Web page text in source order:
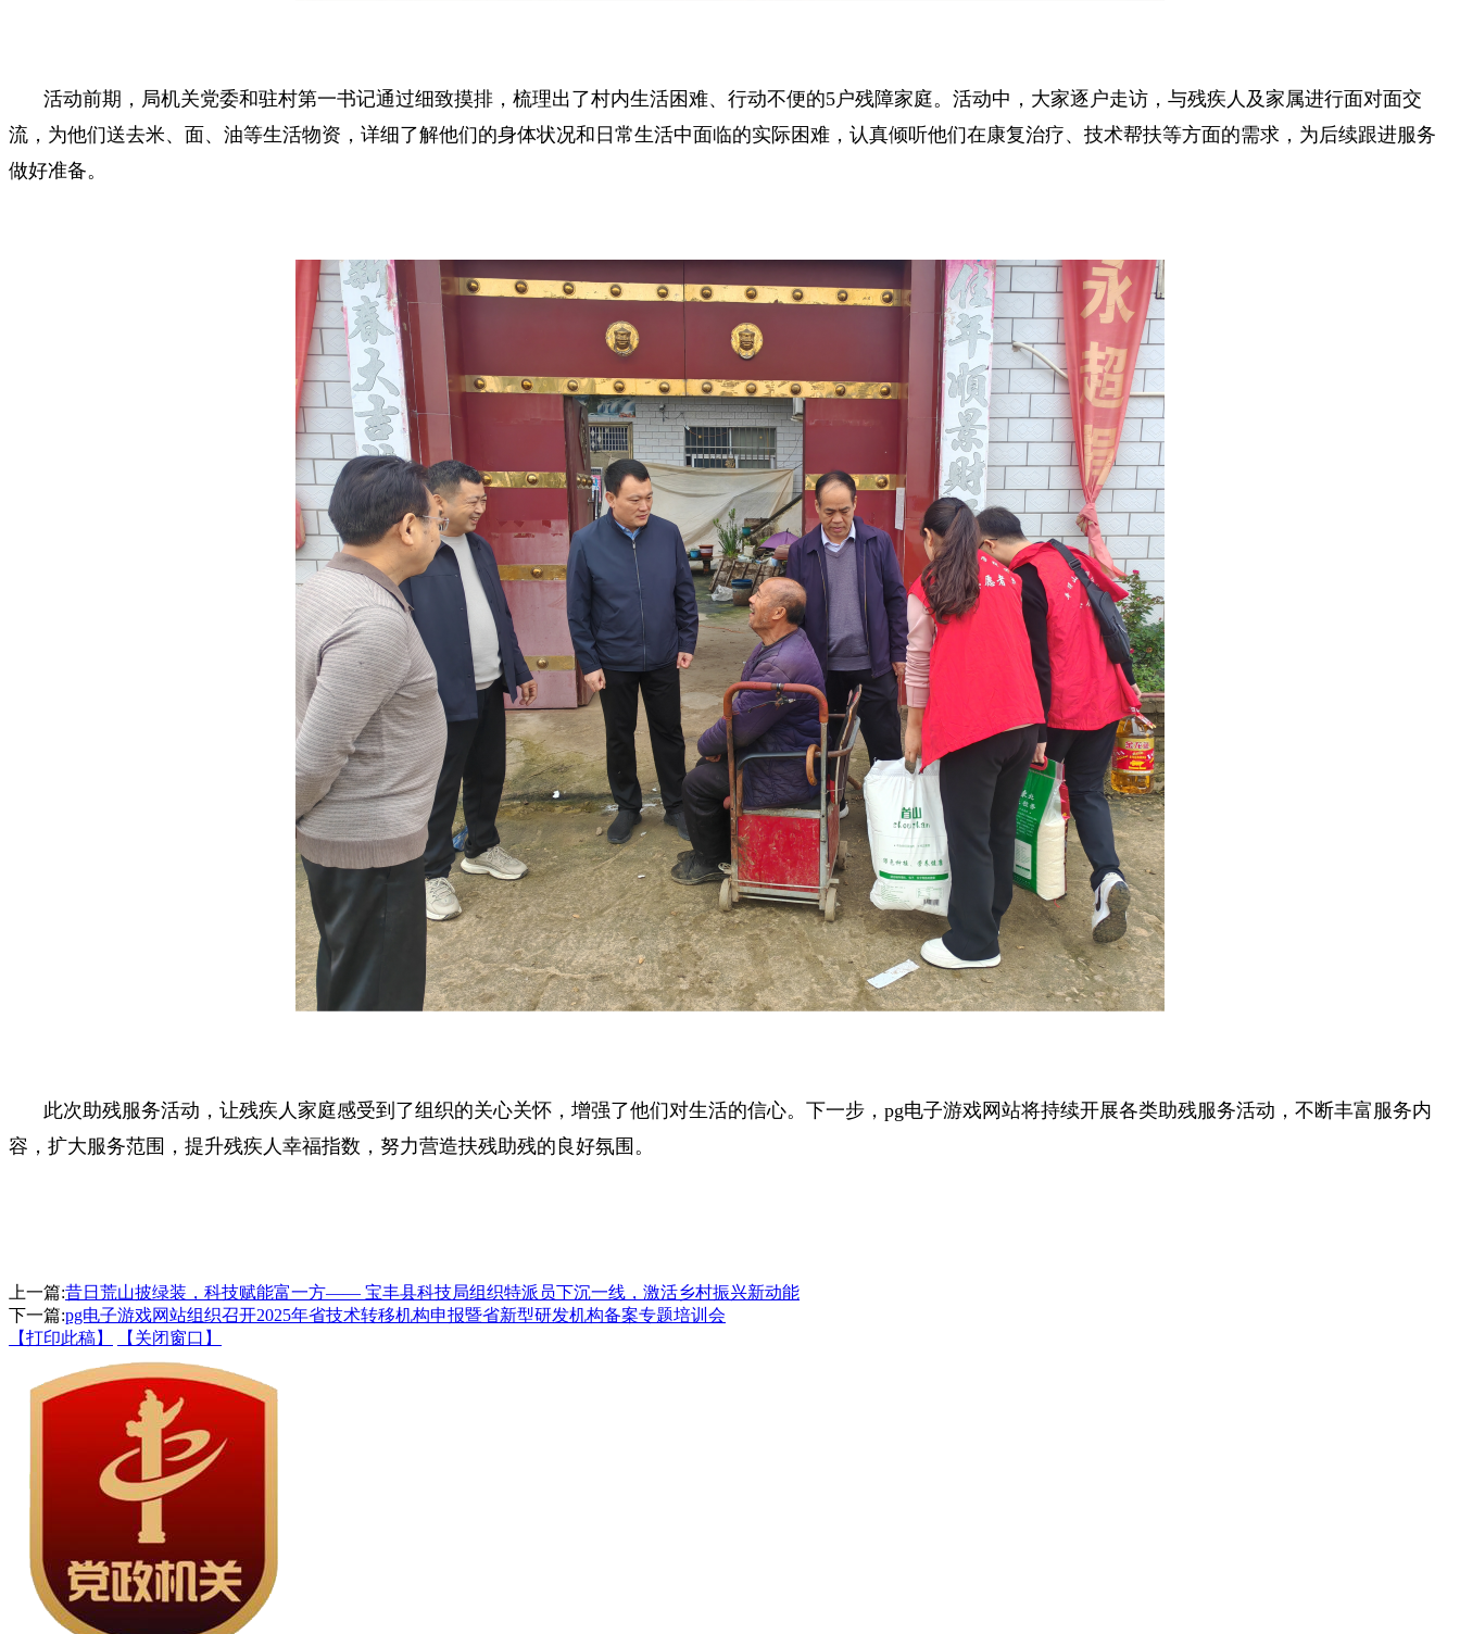
活动前期，局机关党委和驻村第一书记通过细致摸排，梳理出了村内生活困难、行动不便的5户残障家庭。活动中，大家逐户走访，与残疾人及家属进行面对面交
流，为他们送去米、面、油等生活物资，详细了解他们的身体状况和日常生活中面临的实际困难，认真倾听他们在康复治疗、技术帮扶等方面的需求，为后续跟进服务
做好准备。
此次助残服务活动，让残疾人家庭感受到了组织的关心关怀，增强了他们对生活的信心。下一步，pg电子游戏网站将持续开展各类助残服务活动，不断丰富服务内
容，扩大服务范围，提升残疾人幸福指数，努力营造扶残助残的良好氛围。
上一篇:昔日荒山披绿装，科技赋能富一方—— 宝丰县科技局组织特派员下沉一线，激活乡村振兴新动能
下一篇:pg电子游戏网站组织召开2025年省技术转移机构申报暨省新型研发机构备案专题培训会
【打印此稿】
【关闭窗口】